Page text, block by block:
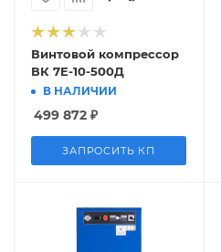
Винтовой компрессор
ВК 7E-10-500Д
В НАЛИЧИИ
499 872 ₽
ЗАПРОСИТЬ КП